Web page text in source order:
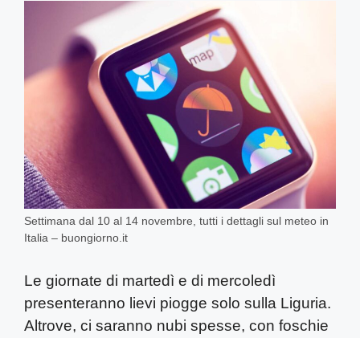
Settimana dal 10 al 14 novembre, tutti i dettagli sul meteo in
Italia – buongiorno.it
Le giornate di martedì e di mercoledì
presenteranno lievi piogge solo sulla Liguria.
Altrove, ci saranno nubi spesse, con foschie